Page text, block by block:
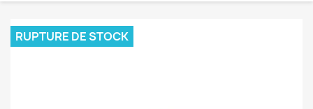
RUPTURE DE STOCK